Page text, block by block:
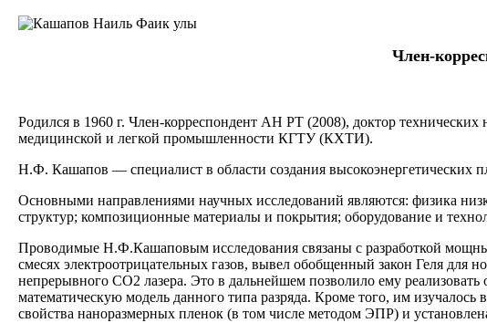
Член-
Родился в 1960 г. Член-корреспондент АН РТ (2008), доктор
медицинской и легкой промышленности КГТУ (КХТИ).
Н.Ф. Кашапов — специалист в области создания высокоэнергетических
Основными направлениями научных исследований являются: физика
структур; композиционные материалы и покрытия; оборудование и
Проводимые Н.Ф.Кашаповым исследования связаны с разработкой
смесях электроотрицательных газов, вывел обобщенный закон Геля
непрерывного СО2 лазера. Это в дальнейшем позволило ему
математическую модель данного типа разряда. Кроме того, им
свойства наноразмерных пленок (в том числе методом ЭПР) и